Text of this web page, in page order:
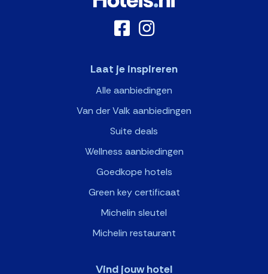
Laat je inspireren
Alle aanbiedingen
Van der Valk aanbiedingen
Suite deals
Wellness aanbiedingen
Goedkope hotels
Green key certificaat
Michelin sleutel
Michelin restaurant
Vind jouw hotel